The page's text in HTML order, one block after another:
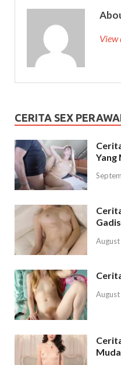
View
CERITA SEX
Yang